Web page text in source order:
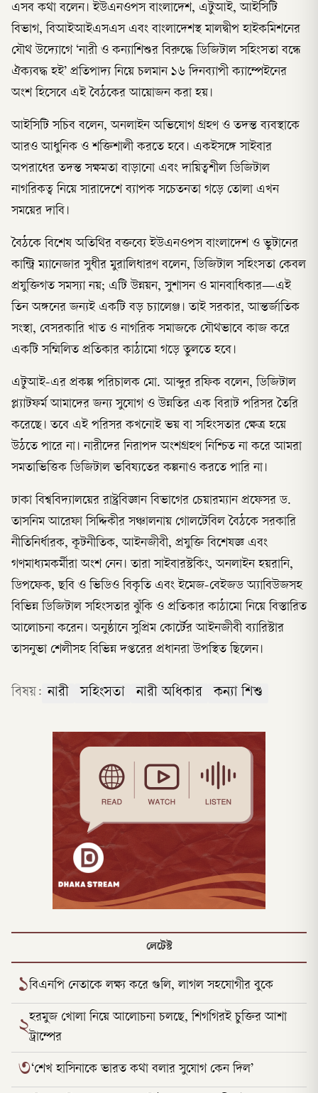
এসব কথা বলেন। ইউএনওপস বাংলাদেশ, এটুআই, আইসিটি
বিভাগ, বিআইআইএসএস এবং বাংলাদেশস্থ মালদ্বীপ হাইকমিশনের
যৌথ উদ্যোগে ‘নারী ও কন্যাশিশুর বিরুদ্ধে ডিজিটাল সহিংসতা বন্ধে
ঐক্যবদ্ধ হই’ প্রতিপাদ্য নিয়ে চলমান ১৬ দিনব্যাপী ক্যাম্পেইনের
অংশ হিসেবে এই বৈঠকের আয়োজন করা হয়।
আইসিটি সচিব বলেন, অনলাইন অভিযোগ গ্রহণ ও তদন্ত ব্যবস্থাকে
আরও আধুনিক ও শক্তিশালী করতে হবে। একইসঙ্গে সাইবার
অপরাধের তদন্ত সক্ষমতা বাড়ানো এবং দায়িত্বশীল ডিজিটাল
নাগরিকত্ব নিয়ে সারাদেশে ব্যাপক সচেতনতা গড়ে তোলা এখন
সময়ের দাবি।
বৈঠকে বিশেষ অতিথির বক্তব্যে ইউএনওপস বাংলাদেশ ও ভুটানের
কান্ট্রি ম্যানেজার সুধীর মুরালিধারণ বলেন, ডিজিটাল সহিংসতা কেবল
প্রযুক্তিগত সমস্যা নয়; এটি উন্নয়ন, সুশাসন ও মানবাধিকার—এই
তিন অঙ্গনের জন্যই একটি বড় চ্যালেঞ্জ। তাই সরকার, আন্তর্জাতিক
সংস্থা, বেসরকারি খাত ও নাগরিক সমাজকে যৌথভাবে কাজ করে
একটি সম্মিলিত প্রতিকার কাঠামো গড়ে তুলতে হবে।
এটুআই-এর প্রকল্প পরিচালক মো. আব্দুর রফিক বলেন, ডিজিটাল
প্ল্যাটফর্ম আমাদের জন্য সুযোগ ও উন্নতির এক বিরাট পরিসর তৈরি
করেছে। তবে এই পরিসর কখনোই ভয় বা সহিংসতার ক্ষেত্র হয়ে
উঠতে পারে না। নারীদের নিরাপদ অংশগ্রহণ নিশ্চিত না করে আমরা
সমতাভিত্তিক ডিজিটাল ভবিষ্যতের কল্পনাও করতে পারি না।
ঢাকা বিশ্ববিদ্যালয়ের রাষ্ট্রবিজ্ঞান বিভাগের চেয়ারম্যান প্রফেসর ড.
তাসনিম আরেফা সিদ্দিকীর সঞ্চালনায় গোলটেবিল বৈঠকে সরকারি
নীতিনির্ধারক, কূটনীতিক, আইনজীবী, প্রযুক্তি বিশেষজ্ঞ এবং
গণমাধ্যমকর্মীরা অংশ নেন। তারা সাইবারস্টকিং, অনলাইন হয়রানি,
ডিপফেক, ছবি ও ভিডিও বিকৃতি এবং ইমেজ-বেইজড অ্যাবিউজসহ
বিভিন্ন ডিজিটাল সহিংসতার ঝুঁকি ও প্রতিকার কাঠামো নিয়ে বিস্তারিত
আলোচনা করেন। অনুষ্ঠানে সুপ্রিম কোর্টের আইনজীবী ব্যারিস্টার
তাসনুভা শেলীসহ বিভিন্ন দপ্তরের প্রধানরা উপস্থিত ছিলেন।
বিষয়: নারী সহিংসতা নারী অধিকার কন্যা শিশু
লেটেস্ট
১বিএনপি নেতাকে লক্ষ্য করে গুলি, লাগল সহযোগীর বুকে
২হরমুজ খোলা নিয়ে আলোচনা চলছে, শিগগিরই চুক্তির আশা
ট্রাম্পের
৩‘শেখ হাসিনাকে ভারত কথা বলার সুযোগ কেন দিল’